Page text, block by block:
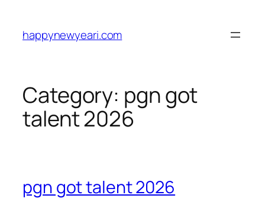
content
happynewyeari.com
Category: pgn got
talent 2026
pgn got talent 2026